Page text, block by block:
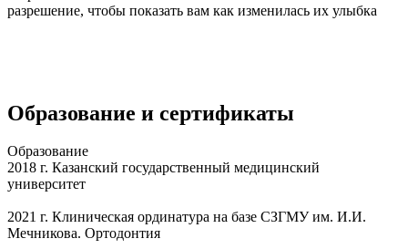
разрешение, чтобы показать вам как изменилась их улыбка
Образование и сертификаты
Образование
2018 г. Казанский государственный медицинский
университет
2021 г. Клиническая ординатура на базе СЗГМУ им. И.И.
Мечникова. Ортодонтия